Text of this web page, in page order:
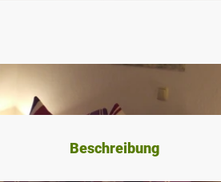
Beschreibung